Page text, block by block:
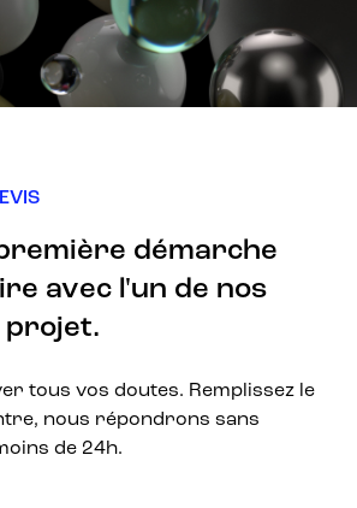
démarche
avec l'un de nos
projet.
tous vos doutes. Remplissez le
nous répondrons sans
de 24h.